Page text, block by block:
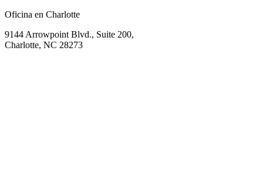
Oficina en Charlotte
9144 Arrowpoint Blvd., Suite 200,
Charlotte, NC 28273